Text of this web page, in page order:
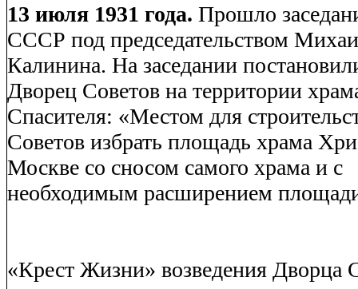
13 июля 1931 года. Прошло
СССР под председательством
Калинина. На заседании
Дворец Советов на территории
Спасителя: «Местом для
Советов избрать площадь храма
Москве со сносом самого храма и с
необходимым расширением
«Крест Жизни» возведения Дворца